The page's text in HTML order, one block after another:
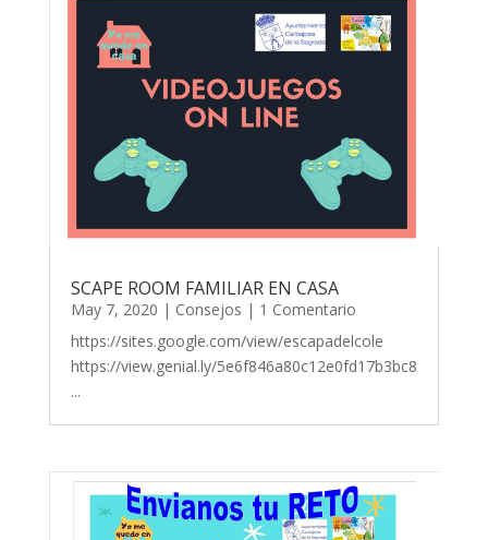
SCAPE ROOM FAMILIAR EN CASA
May 7, 2020 | Consejos | 1 Comentario
https://sites.google.com/view/escapadelcole
https://view.genial.ly/5e6f846a80c12e0fd17b3bc8
...